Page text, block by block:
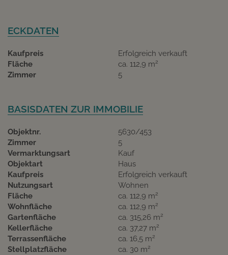
ECKDATEN
Kaufpreis
Erfolgreich verkauft
Fläche
ca. 112,9 m2
Zimmer 5
BASISDATEN ZUR IMMOBILIE
Objektnr.
5630/453
Zimmer
5
Vermarktungsart
Kauf
Objektart
Haus
Kaufpreis
Erfolgreich verkauft
Nutzungsart
Wohnen
Fläche
ca. 112,9 m2
Wohnfläche ca. 112,9 m2
Gartenfläche ca. 315,26 m2
Kellerfläche ca. 37,27 m2
Terrassenfläche ca. 16,5 m2
Stellplatzfläche ca. 30 m2